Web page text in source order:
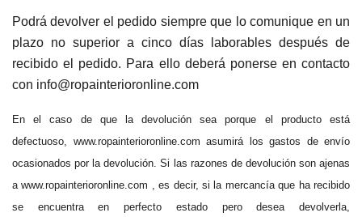
Podrá devolver el pedido siempre que lo comunique en un
plazo no superior a cinco días laborables después de
recibido el pedido. Para ello deberá ponerse en contacto
con info@ropainterioronline.com
En el caso de que la devolución sea porque el producto está
defectuoso, www.ropainterioronline.com asumirá los gastos de envío
ocasionados por la devolución. Si las razones de devolución son ajenas
a www.ropainterioronline.com , es decir, si la mercancía que ha recibido
se encuentra en perfecto estado pero desea devolverla,